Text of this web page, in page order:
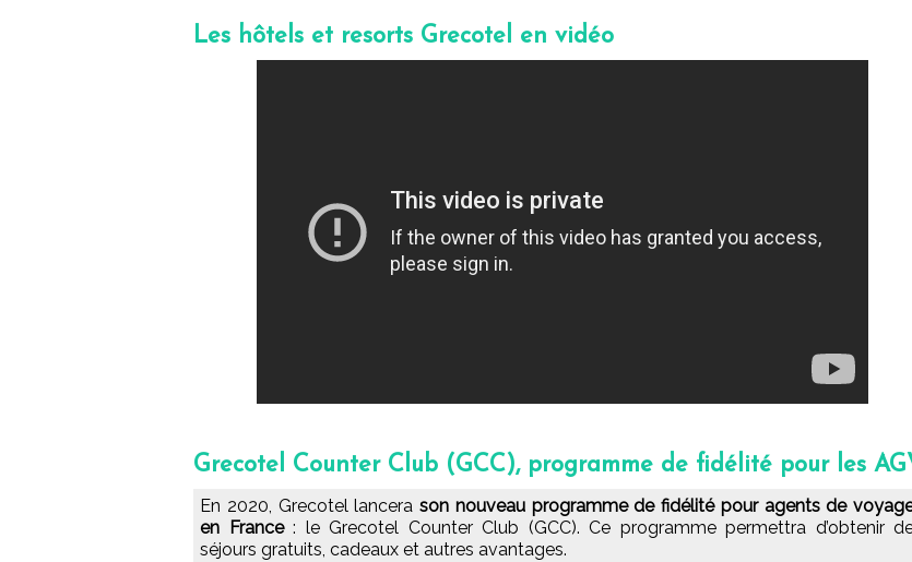
Les hôtels et resorts Grecotel en vidéo
Grecotel Counter Club (GCC), programme de fidélité pour les
En 2020, Grecotel lancera son nouveau programme de fidélité pour agents de
en France: le Grecotel Counter Club (GCC). Ce programme permettra d’obtenir
séjours gratuits, cadeaux et autres avantages.